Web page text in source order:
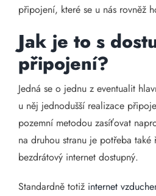
připojení, které se u nás rovněž
Jak je to s
připojení?
Jedná se o jednu z eventualit
u něj jednodušší realizace
pozemní metodou zasíťovat
na druhou stranu je potřeba
bezdrátový internet dostupný.
Standardně totiž internet